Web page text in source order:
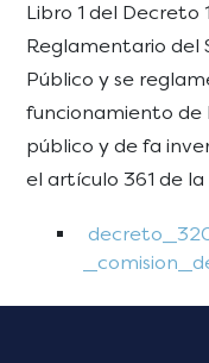
Libro 1 del Decreto
Reglamentario del
Público y se
funcionamiento de
público y de fa
el artículo 361 de la